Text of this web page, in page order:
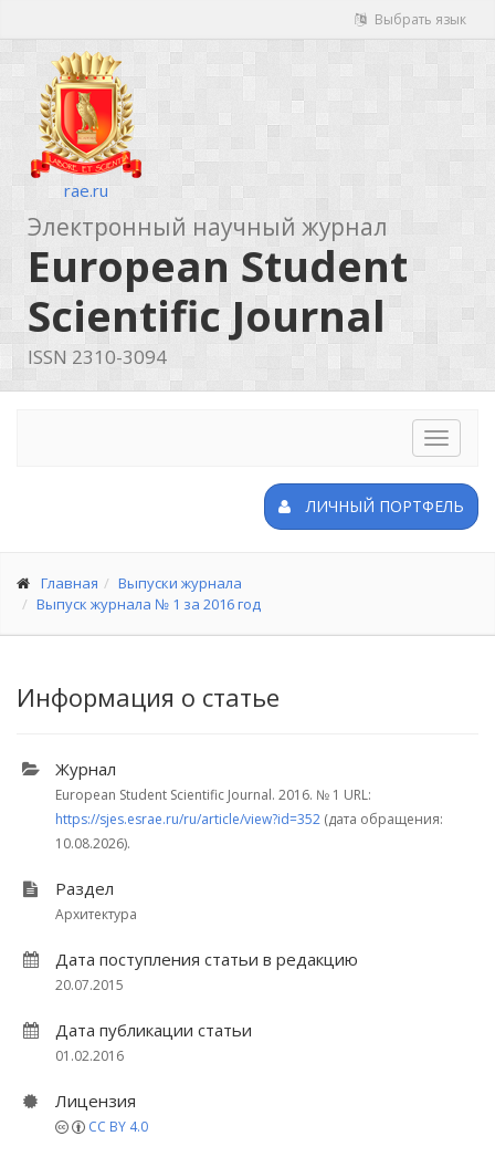
Выбрать язык
rae.ru
Электронный научный журнал
European Student
Scientific Journal
ISSN 2310-3094
Toggle
ЛИЧНЫЙ ПОРТФЕЛЬ
Главная
Выпуски журнала
Выпуск журнала № 1 за 2016 год
Информация о статье
Журнал
European Student Scientific Journal. 2016. № 1 URL:
https://sjes.esrae.ru/ru/article/view?id=352 (дата обращения:
10.08.2026).
Раздел
Архитектура
Дата поступления статьи в редакцию
20.07.2015
Дата публикации статьи
01.02.2016
Лицензия
CC BY 4.0